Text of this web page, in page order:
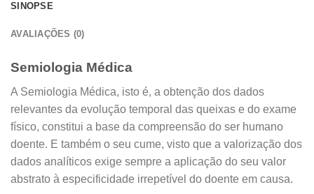
SINOPSE
AVALIAÇÕES (0)
Semiologia Médica
A Semiologia Médica, isto é, a obtenção dos dados
relevantes da evolução temporal das queixas e do exame
físico, constitui a base da compreensão do ser humano
doente. E também o seu cume, visto que a valorização dos
dados analíticos exige sempre a aplicação do seu valor
abstrato à especificidade irrepetível do doente em causa.